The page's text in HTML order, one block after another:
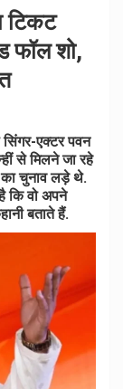
टिकट
फॉल शो,
सिंगर-एक्टर पवन
से मिलने जा रहे
चुनाव लड़े थे.
कि वो अपने
बताते हैं.